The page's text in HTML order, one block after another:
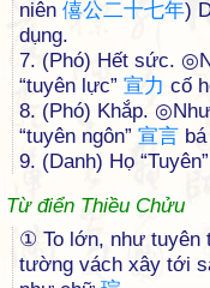
niên 僖公二十七年)
dụng.
7. (Phó) Hết sức.
“tuyên lực” 宣力 cố
8. (Phó) Khắp.
“tuyên ngôn” 宣言
9. (Danh) Họ
Từ điển Thiều Chửu
① To lớn, như tuyên
tường vách xây tới